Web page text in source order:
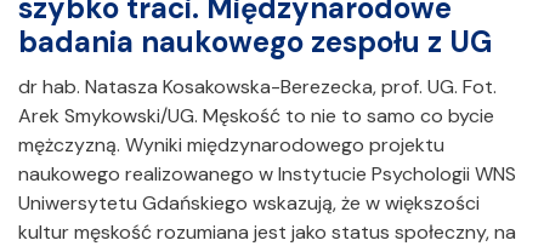
badania naukowego zespołu z UG
dr hab. Natasza Kosakowska-Berezecka, prof. UG. Fot.
Arek Smykowski/UG. Męskość to nie to samo co bycie
mężczyzną. Wyniki międzynarodowego projektu
naukowego realizowanego w Instytucie Psychologii WNS
Uniwersytetu Gdańskiego wskazują, że w większości
kultur męskość rozumiana jest jako status społeczny, na